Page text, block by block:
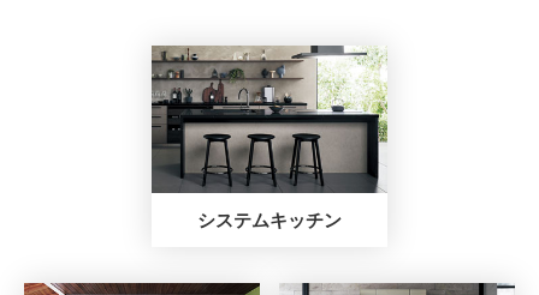
システムキッチン